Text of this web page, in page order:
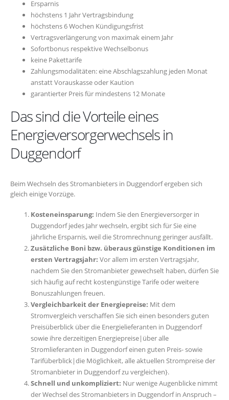
Ersparnis
höchstens 1 Jahr Vertragsbindung
höchstens 6 Wochen Kündigungsfrist
Vertragsverlängerung von maximak einem Jahr
Sofortbonus respektive Wechselbonus
keine Pakettarife
Zahlungsmodalitäten: eine Abschlagszahlung jeden Monat
anstatt Vorauskasse oder Kaution
garantierter Preis für mindestens 12 Monate
Das sind die Vorteile eines
Energieversorgerwechsels in
Duggendorf
Beim Wechseln des Stromanbieters in Duggendorf ergeben sich
gleich einige Vorzüge.
Kosteneinsparung: Indem Sie den Energieversorger in
Duggendorf jedes Jahr wechseln, ergibt sich für Sie eine
jährliche Ersparnis, weil die Stromrechnung geringer ausfällt.
Zusätzliche Boni bzw. überaus günstige Konditionen im
ersten Vertragsjahr: Vor allem im ersten Vertragsjahr,
nachdem Sie den Stromanbieter gewechselt haben, dürfen Sie
sich häufig auf recht kostengünstige Tarife oder weitere
Bonuszahlungen freuen.
Vergleichbarkeit der Energiepreise: Mit dem
Stromvergleich verschaffen Sie sich einen besonders guten
Preisüberblick über die Energielieferanten in Duggendorf
sowie ihre derzeitigen Energiepreise|über alle
Stromlieferanten in Duggendorf einen guten Preis- sowie
Tarifüberblick|die Möglichkeit, alle aktuellen Strompreise der
Stromanbieter in Duggendorf zu vergleichen}.
Schnell und unkompliziert: Nur wenige Augenblicke nimmt
der Wechsel des Stromanbieters in Duggendorf in Anspruch –